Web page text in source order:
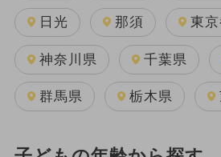
日光 那須 東
神奈川県 千葉県
群馬県 栃木県